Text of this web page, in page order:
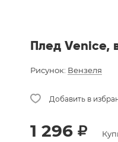
Плед Venice,
Рисунок: Вензеля
1 296